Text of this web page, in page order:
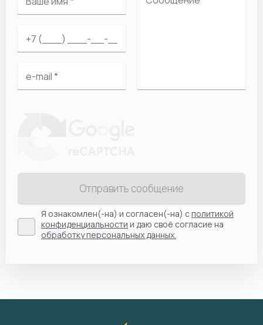
Отправить сообщение
Я ознакомлен(-на) и согласен(-на) сполитикой
конфиденциальности и даю своё согласие на
обработку персональных данных.